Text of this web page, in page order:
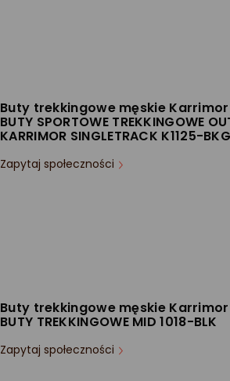
Buty trekkingowe męskie Karrimor
BUTY SPORTOWE TREKKINGOWE
KARRIMOR SINGLETRACK K1125-BKG
Zapytaj społeczności
Buty trekkingowe męskie Karrimor
BUTY TREKKINGOWE MID 1018-BLK
Zapytaj społeczności